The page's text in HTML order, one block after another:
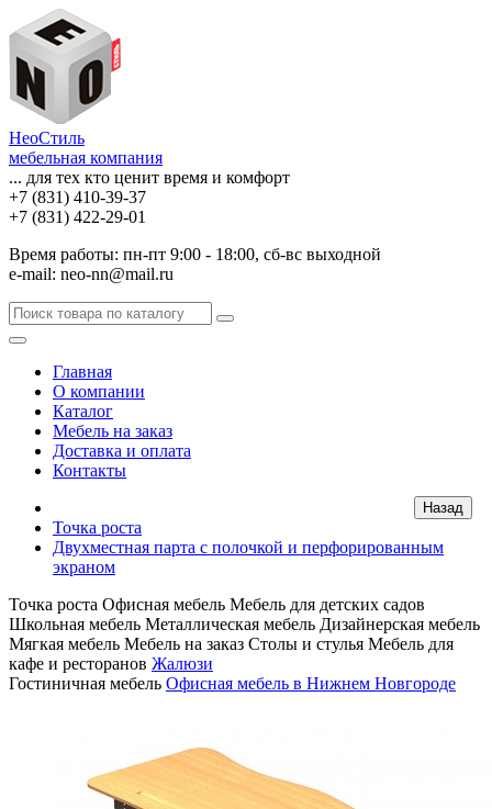
НеоСтиль
мебельная компания
... для тех кто ценит время и комфорт
+7 (831) 410-39-37
+7 (831) 422-29-01
Время работы: пн-пт 9:00 - 18:00, сб-вс выходной
e-mail: neo-nn@mail.ru
Главная
О компании
Каталог
Мебель на заказ
Доставка и оплата
Контакты
Точка роста
Двухместная парта с полочкой и перфорированным
экраном
Точка роста Офисная мебель Мебель для детских садов
Школьная мебель Металлическая мебель Дизайнерская мебель
Мягкая мебель Мебель на заказ Столы и стулья Мебель для
кафе и ресторанов Жалюзи
Гостиничная мебель Офисная мебель в Нижнем Новгороде